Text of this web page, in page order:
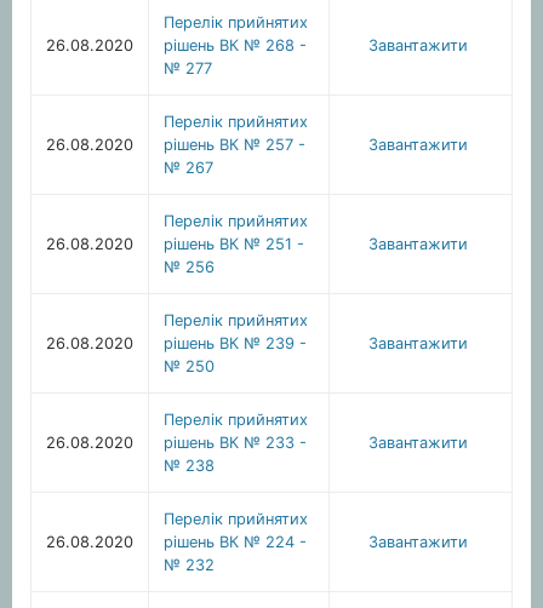
26.08.2020
Перелік прийнятих
рішень ВК № 268 -
№ 277
Завантажити
26.08.2020
Перелік прийнятих
рішень ВК № 257 -
№ 267
Завантажити
26.08.2020
Перелік прийнятих
рішень ВК № 251 -
№ 256
Завантажити
26.08.2020
Перелік прийнятих
рішень ВК № 239 -
№ 250
Завантажити
26.08.2020
Перелік прийнятих
рішень ВК № 233 -
№ 238
Завантажити
26.08.2020
Перелік прийнятих
рішень ВК № 224 -
№ 232
Завантажити